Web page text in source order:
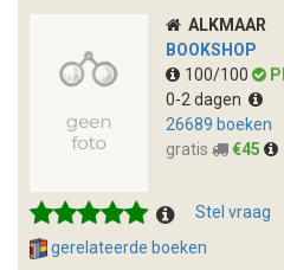
ALKMAAR
BOOKSHOP
100/100
0-2 dagen
26689 boeken
gratis
€45
Stel vraag
gerelateerde boeken